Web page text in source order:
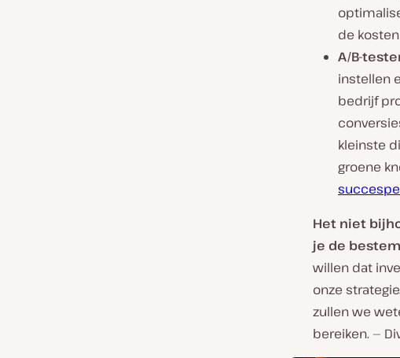
de
A/B-
instellen
bedrijf
kleinste
groene
Het niet
je de
willen dat
onze
zullen we
bereiken. —